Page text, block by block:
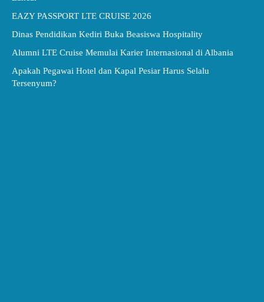
EAZY PASSPORT LTE CRUISE 2026
Dinas Pendidikan Kediri Buka Beasiswa Hospitality
Alumni LTE Cruise Memulai Karier Internasional di Albania
Apakah Pegawai Hotel dan Kapal Pesiar Harus Selalu
Tersenyum?